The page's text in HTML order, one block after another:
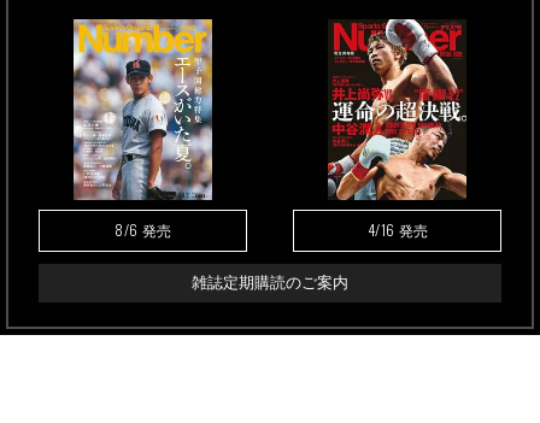
8/6 発売 4/16 発売
雑誌定期購読のご案内